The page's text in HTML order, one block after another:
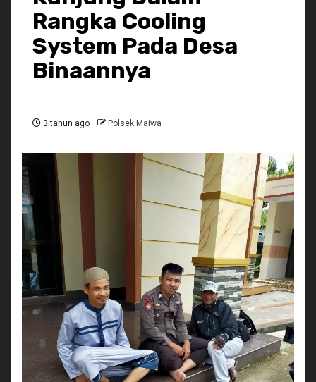
Rangka Cooling
System Pada Desa
Binaannya
3 tahun ago Polsek Maiwa